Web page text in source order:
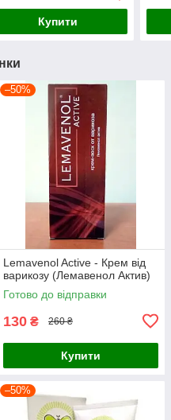
Купити
–50%
Lemavenol Active - Крем від
варикозу (Лемавенол Актив)
Готово до відправки
130 ₴ 260 ₴
Купити
–50%